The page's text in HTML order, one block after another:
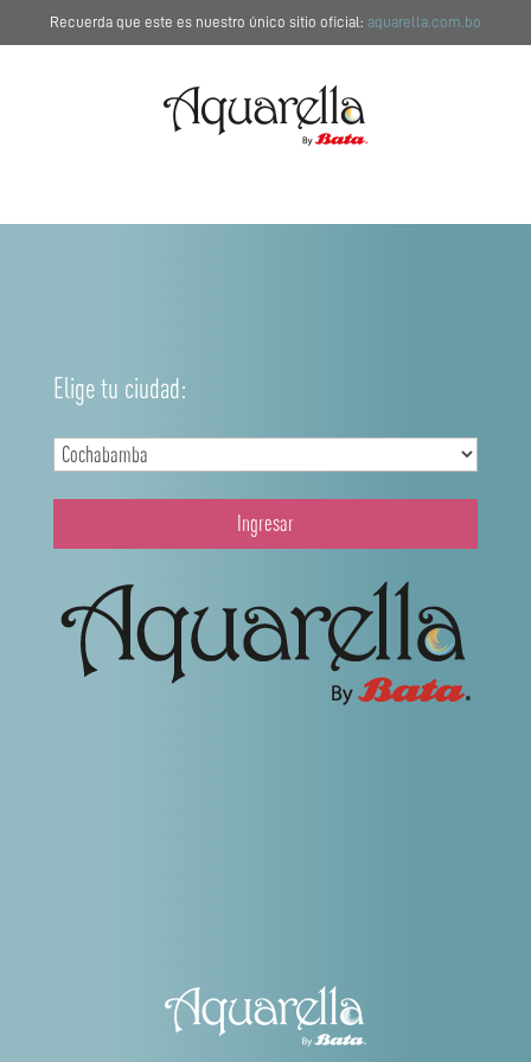
Recuerda que este es nuestro único sitio oficial: aquarella.com.bo
Elige tu ciudad:
Ingresar